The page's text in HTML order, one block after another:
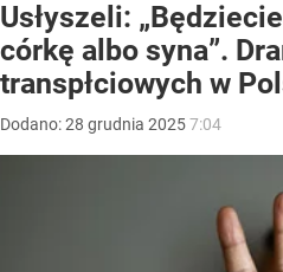
Usłyszeli:
córkę albo syna”.
transpłciowych w
Dodano:28 grudnia 20257:04